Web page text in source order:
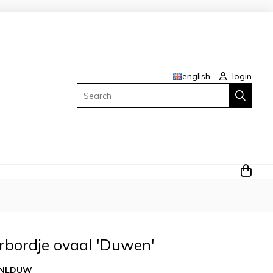
english
login
ovaal 'Duwen'